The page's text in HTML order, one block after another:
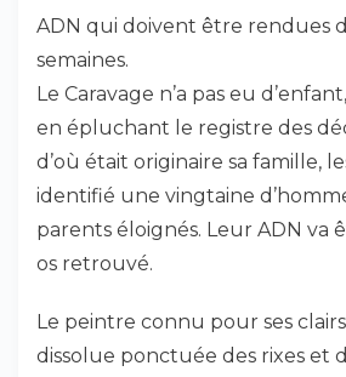
ADN qui doivent être rendues
semaines.
Le Caravage n’a pas eu
en épluchant le registre des
d’où était originaire sa famille,
identifié une vingtaine
parents éloignés. Leur ADN va
os retrouvé.
Le peintre connu pour ses
dissolue ponctuée des rixes et